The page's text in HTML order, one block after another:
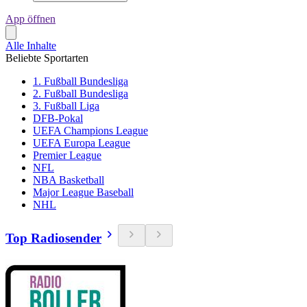
App öffnen
Alle Inhalte
Beliebte Sportarten
1. Fußball Bundesliga
2. Fußball Bundesliga
3. Fußball Liga
DFB-Pokal
UEFA Champions League
UEFA Europa League
Premier League
NFL
NBA Basketball
Major League Baseball
NHL
Top Radiosender